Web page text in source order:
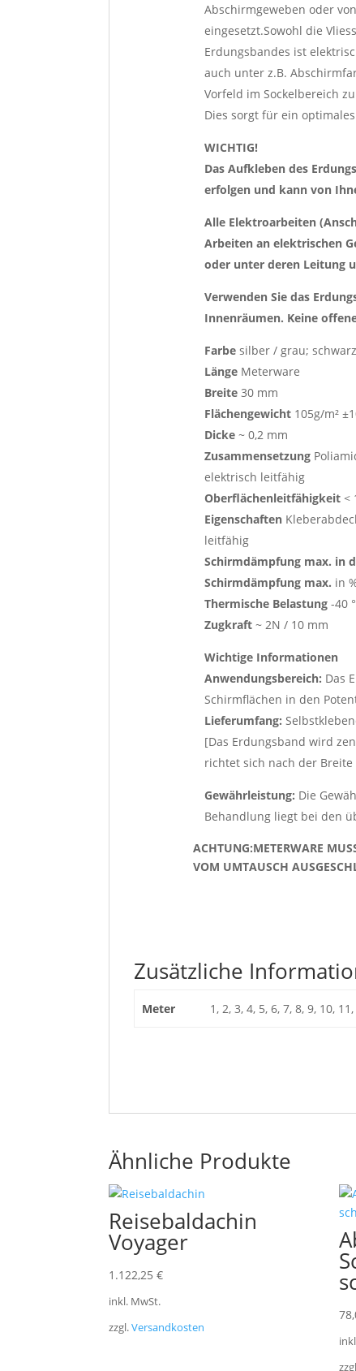
Abschirmgeweben oder
eingesetzt.Sowohl die
Erdungsbandes ist
auch unter z.B.
Vorfeld im Sockelbereich
Dies sorgt für ein
WICHTIG!
Das Aufkleben des
erfolgen und kann von
Alle Elektroarbeiten
Arbeiten an elektrischen
oder unter deren Leitung
Verwenden Sie das
Innenräumen. Keine
Farbe silber / grau; schwarz
Länge Meterware
Breite 30 mm
Flächengewicht 105g/m²
Dicke~ 0,2 mm
Zusammensetzung
elektrisch leitfähig
Oberflächenleitfähigkeit <
Eigenschaften
leitfähig
Schirmdämpfung max. in
Schirmdämpfung max. in
Thermische Belastung -40
Zugkraft ~ 2N / 10 mm
Wichtige Informationen
Anwendungsbereich: Das
Schirmflächen in den
Lieferumfang:
[Das Erdungsband wird
richtet sich nach der
Gewährleistung: Die
Behandlung liegt bei den
ACHTUNG:METERWARE
VOM UMTAUSCH
Zusätzliche
Meter 1, 2, 3, 4, 5, 6, 7, 8, 9, 10,
Ähnliche Produkte
Reisebaldachin
Voyager
1.122,25€
inkl. MwSt.
zzgl.Versandkosten